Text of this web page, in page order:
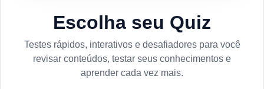
Escolha seu Quiz
Testes rápidos, interativos e desafiadores para você
revisar conteúdos, testar seus conhecimentos e
aprender cada vez mais.